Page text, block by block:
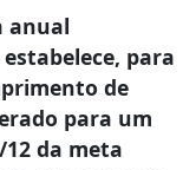
anual
para
de
para um
da meta